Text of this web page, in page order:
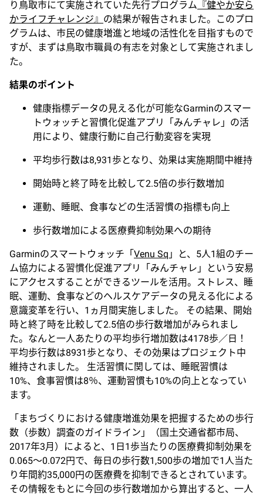
り鳥取市にて実施されていた先行プログラム 『健やか安ら
かライフチャレンジ』 の結果が報告されました。このプロ
グラムは、市民の健康増進と地域の活性化を目指すもので
すが、まずは鳥取市職員の有志を対象として実施されまし
た。
結果のポイント
健康指標データの見える化が可能なGarminのスマー
トウォッチと習慣化促進アプリ「みんチャレ」の活
用により、健康行動に自己行動変容を実現
平均歩行数は8,931歩となり、効果は実施期間中維持
開始時と終了時を比較して2.5倍の歩行数増加
運動、睡眠、食事などの生活習慣の指標も向上
歩行数増加による医療費抑制効果への期待
Garminのスマートウォッチ「Venu Sq 」と、5人1組のチー
ム協力による習慣化促進アプリ「みんチャレ」という安易
にアクセスすることができるツールを活用。ストレス、睡
眠、運動、食事などのヘルスケアデータの見える化による
意識変革を行い、1ヵ月間実施しました。 その結果、開始
時と終了時を比較して2.5倍の歩行数増加がみられまし
た。なんと一人あたりの平均歩行増加数は4178歩／日！
平均歩行数は8931歩となり、その効果はプロジェクト中
維持されました。 生活習慣に関しては、睡眠習慣は
10%、食事習慣は8％、運動習慣も10%の向上となってい
ます。
「まちづくりにおける健康増進効果を把握するための歩行
数（歩数）調査のガイドライン」（国土交通省都市局、
2017年3月）によると、1日1歩当たりの医療費抑制効果を
0.065～0.072円で、毎日の歩行数1,500歩の増加で1人当た
り年間約35,000円の医療費を抑制できるとされています。
その情報をもとに今回の歩行数増加から算出すると、一人